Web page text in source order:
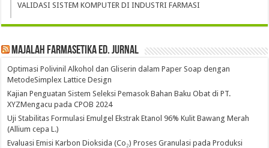
VALIDASI SISTEM KOMPUTER DI INDUSTRI FARMASI
Majalah Farmasetika Ed. Jurnal
Optimasi Polivinil Alkohol dan Gliserin dalam Paper Soap dengan
MetodeSimplex Lattice Design
Kajian Penguatan Sistem Seleksi Pemasok Bahan Baku Obat di PT.
XYZMengacu pada CPOB 2024
Uji Stabilitas Formulasi Emulgel Ekstrak Etanol 96% Kulit Bawang Merah
(Allium cepa L.)
Evaluasi Emisi Karbon Dioksida (Co₂) Proses Granulasi pada Produksi